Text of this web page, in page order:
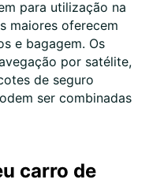
para utilização na
maiores oferecem
e bagagem. Os
por satélite,
de seguro
ser combinadas
carro de